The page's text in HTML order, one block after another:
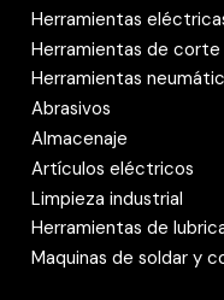
Herramientas
Herramientas de corte
Herramientas
Abrasivos
Almacenaje
Artículos eléctricos
Limpieza industrial
Herramientas de
Maquinas de soldar y